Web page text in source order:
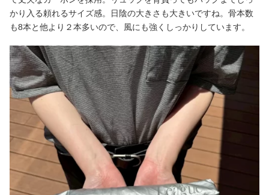
かり入る頼れるサイズ感。日陰の大きさも大きいですね。骨本数
も8本と他より２本多いので、風にも強くしっかりしています。